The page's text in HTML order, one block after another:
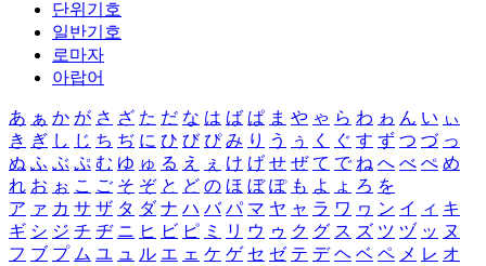
단위기호
일반기호
로마자
아랍어
あ ぁ か が さ ざ た だ な は ば ぱ ま や ゃ ら わ ゎ ん い ぃ
き ぎ し じ ち ぢ に ひ び ぴ み り う ぅ く ぐ す ず つ づ っ
ぬ ふ ぶ ぷ む ゆ ゅ る え ぇ け げ せ ぜ て で ね へ べ ぺ め
れ お ぉ こ ご そ ぞ と ど の ほ ぼ ぽ も よ ょ ろ を
ア ァ カ サ ザ タ ダ ナ ハ バ パ マ ヤ ャ ラ ワ ヮ ン イ ィ キ
ギ シ ジ チ ヂ ニ ヒ ビ ピ ミ リ ウ ゥ ク グ ス ズ ツ ヅ ッ ヌ
フ ブ プ ム ユ ュ ル エ ェ ケ ゲ セ ゼ テ デ ヘ ベ ペ メ レ オ